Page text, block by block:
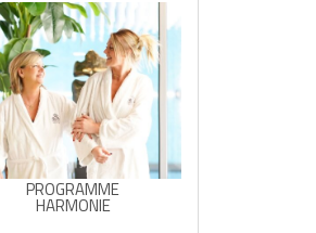
PROGRAMME
HARMONIE